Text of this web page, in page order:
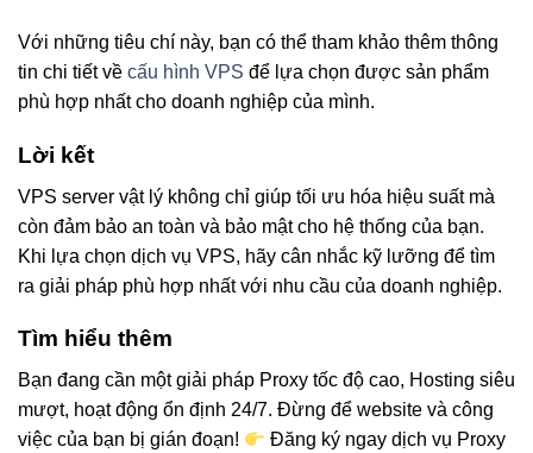
Với những tiêu chí này, bạn có thể tham khảo thêm thông
tin chi tiết về cấu hình VPS để lựa chọn được sản phẩm
phù hợp nhất cho doanh nghiệp của mình.
Lời kết
VPS server vật lý không chỉ giúp tối ưu hóa hiệu suất mà
còn đảm bảo an toàn và bảo mật cho hệ thống của bạn.
Khi lựa chọn dịch vụ VPS, hãy cân nhắc kỹ lưỡng để tìm
ra giải pháp phù hợp nhất với nhu cầu của doanh nghiệp.
Tìm hiểu thêm
Bạn đang cần một giải pháp Proxy tốc độ cao, Hosting siêu
mượt, hoạt động ổn định 24/7. Đừng để website và công
việc của bạn bị gián đoạn!
Đăng ký ngay dịch vụ Proxy